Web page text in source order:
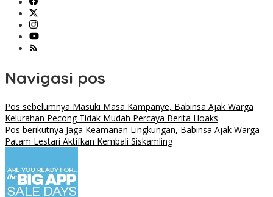
Navigasi pos
Pos sebelumnya Masuki Masa Kampanye, Babinsa Ajak Warga
Kelurahan Pecong Tidak Mudah Percaya Berita Hoaks
Pos berikutnya Jaga Keamanan Lingkungan, Babinsa Ajak Warga
Patam Lestari Aktifkan Kembali Siskamling